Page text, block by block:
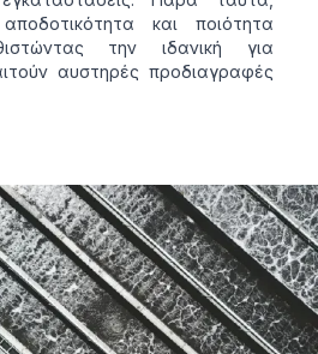
και ποιότητα
την ιδανική για
αυστηρές προδιαγραφές